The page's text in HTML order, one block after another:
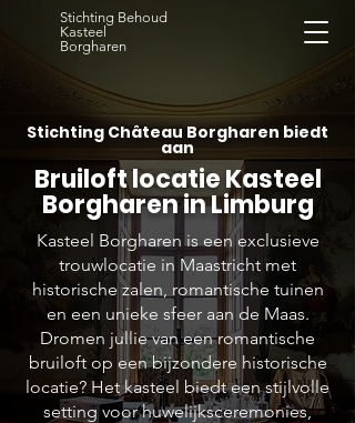
Stichting Behoud
Kasteel
Borgharen
Stichting Château Borgharen biedt
aan
Bruiloft locatie Kasteel
Borgharen in Limburg
Kasteel Borgharen is een exclusieve
trouwlocatie in Maastricht met
historische zalen, romantische tuinen
en een unieke sfeer aan de Maas.
Dromen jullie van een romantische
bruiloft op een bijzondere historische
locatie? Het kasteel biedt een stijlvolle
setting voor huwelijksceremonies,